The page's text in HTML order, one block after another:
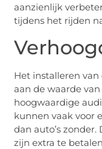
aanzienlijk
tijdens het rijden
Het installeren
aan de waarde
hoogwaardige
kunnen vaak voor
dan auto’s
zijn extra te